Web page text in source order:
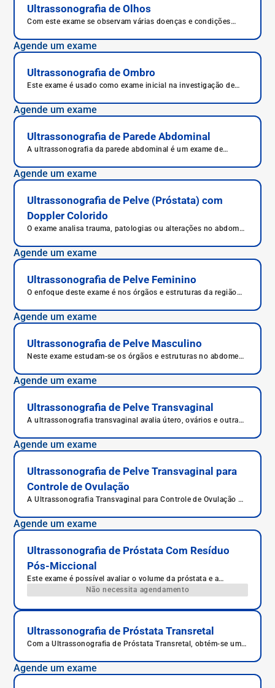
Ultrassonografia de Olhos
Com este exame se observam várias doenças e condições
inflamatórias e autoimune.
Agende um exame
Ultrassonografia de Ombro
Este exame é usado como exame inicial na investigação de
Agende um exame
Ultrassonografia de Parede Abdominal
A ultrassonografia da parede abdominal é um exame de
inflamações, pois avalia os músculos e os tecidos moles do
abdome. Entenda o que é ultrassonografia da parede
Agende um exame
Ultrassonografia de Pelve (Próstata) com
Doppler Colorido
O exame analisa trauma, patologias ou alterações no abdome
Agende um exame
Ultrassonografia de Pelve Feminino
O enfoque deste exame é nos órgãos e estruturas da região
Agende um exame
Ultrassonografia de Pelve Masculino
Neste exame estudam-se os órgãos e estruturas no abdome
Agende um exame
Ultrassonografia de Pelve Transvaginal
A ultrassonografia transvaginal avalia útero, ovários e outras
indicada para investigar dores, sangramentos, infertilidade e
acompanhamento da gestação inicial. O exame é rápido,
precoce.
Agende um exame
Ultrassonografia de Pelve Transvaginal para
Controle de Ovulação
A Ultrassonografia Transvaginal para Controle de Ovulação é
desenvolvimento dos folículos ovarianos, sendo essencial em
tratamentos de fertilidade e no monitoramento do ciclo
Agende um exame
Ultrassonografia de Próstata Com Resíduo
Pós-Miccional
Este exame é possível avaliar o volume da próstata e a
presença de lesões difusas (inflamações).
Não necessita agendamento
Ultrassonografia de Próstata Transretal
Com a Ultrassonografia de Próstata Transretal, obtém-se uma
se há nódulos ou áreas suspeitas para câncer.
Agende um exame